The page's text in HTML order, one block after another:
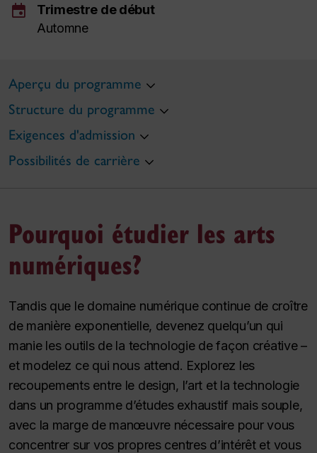
event
Trimestre de début
Automne
Aperçu du programme
Structure du programme
Exigences d'admission
Possibilités de carrière
Pourquoi étudier les arts
numériques?
Tandis que le domaine numérique continue de croître
de manière exponentielle, devenez quelqu’un qui
manie les outils de la technologie de façon créative –
et modelez ce qui nous attend. Explorez les
recoupements entre le design, l’art et la technologie
dans un programme d’études exhaustif mais souple,
avec la marge de manœuvre nécessaire pour vous
concentrer sur vos propres centres d’intérêt et vous